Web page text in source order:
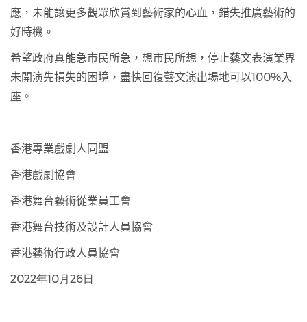
應，未能讓更多觀眾欣賞到藝術家的心血，錯失推廣藝術的
好時機。
希望政府真能急市民所急，想市民所想，停止藝文表演業界
未開演先損失的困境，盡快回復藝文演出場地可以100%入
座 。
香港專業戲劇人同盟
香港戲劇協會
香港舞台藝術從業員工會
香港舞台技術及設計人員協會
香港藝術行政人員協會
2022年10月26日